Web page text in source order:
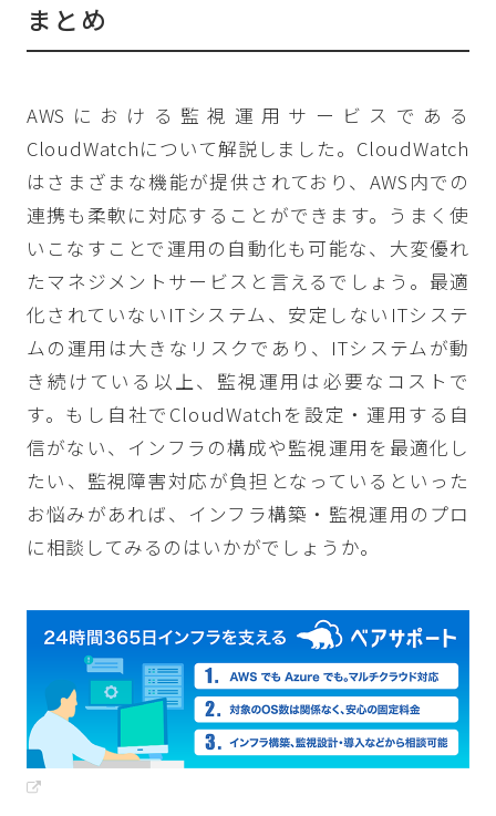
まとめ
AWSにおける監視運用サービスである
CloudWatchについて解説しました。CloudWatch
はさまざまな機能が提供されており、AWS内での
連携も柔軟に対応することができます。うまく使
いこなすことで運用の自動化も可能な、大変優れ
たマネジメントサービスと言えるでしょう。最適
化されていないITシステム、安定しないITシステ
ムの運用は大きなリスクであり、ITシステムが動
き続けている以上、監視運用は必要なコストで
す。もし自社でCloudWatchを設定・運用する自
信がない、インフラの構成や監視運用を最適化し
たい、監視障害対応が負担となっているといった
お悩みがあれば、インフラ構築・監視運用のプロ
に相談してみるのはいかがでしょうか。